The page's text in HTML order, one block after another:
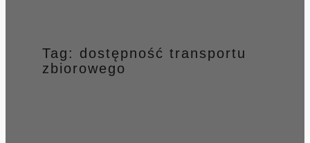
Tag: dostępność transportu
zbiorowego